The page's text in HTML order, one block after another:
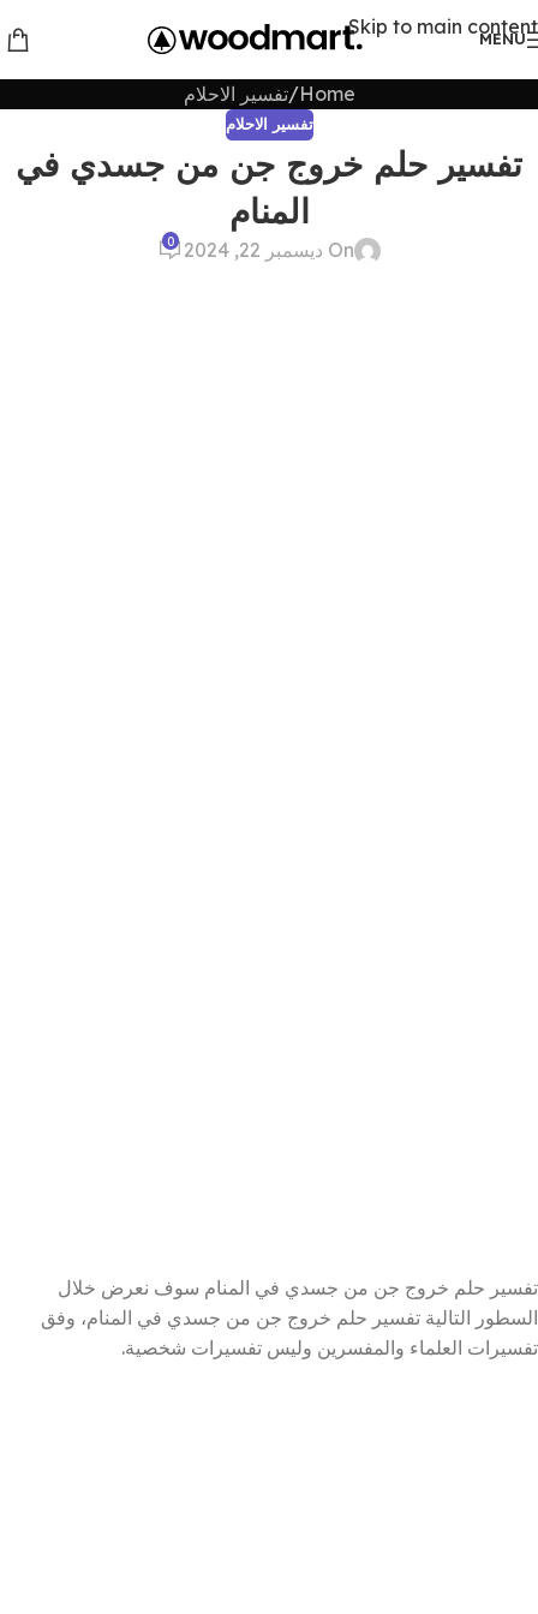
Skip to main content
MENU
Home تفسير الاحلام
تفسير الاحلام
تفسير حلم خروج جن من جسدي في
المنام
On ديسمبر 22, 2024 0
تفسير حلم خروج جن من جسدي في المنام سوف نعرض خلال
السطور التالية تفسير حلم خروج جن من جسدي في المنام، وفق
تفسيرات العلماء والمفسرين وليس تفسيرات شخصية.